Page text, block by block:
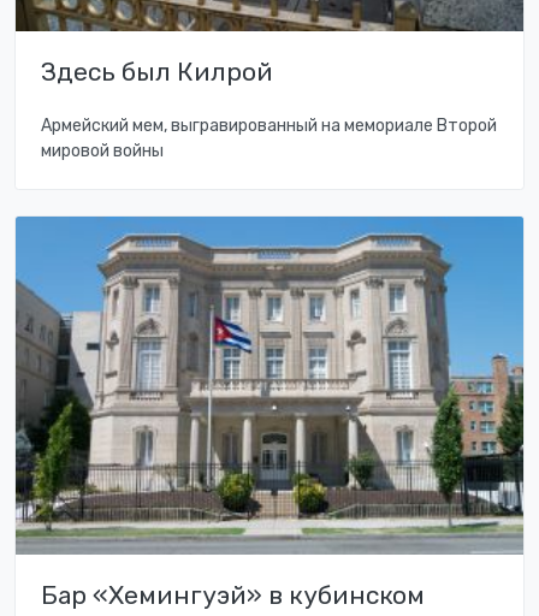
Здесь был Килрой
Армейский мем, выгравированный на мемориале Второй
мировой войны
Бар «Хемингуэй» в кубинском